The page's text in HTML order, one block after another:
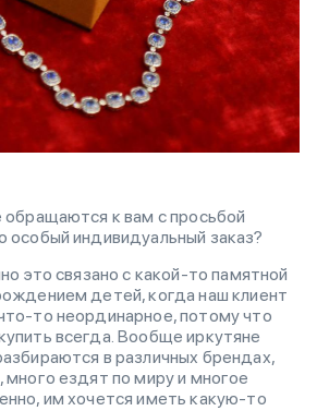
обращаются к вам с просьбой
особый индивидуальный заказ?
это связано с какой-то памятной
детей, когда наш клиент
то неординарное, потому что
всегда. Вообще иркутяне
в различных брендах,
ездят по миру и многое
им хочется иметь какую-то